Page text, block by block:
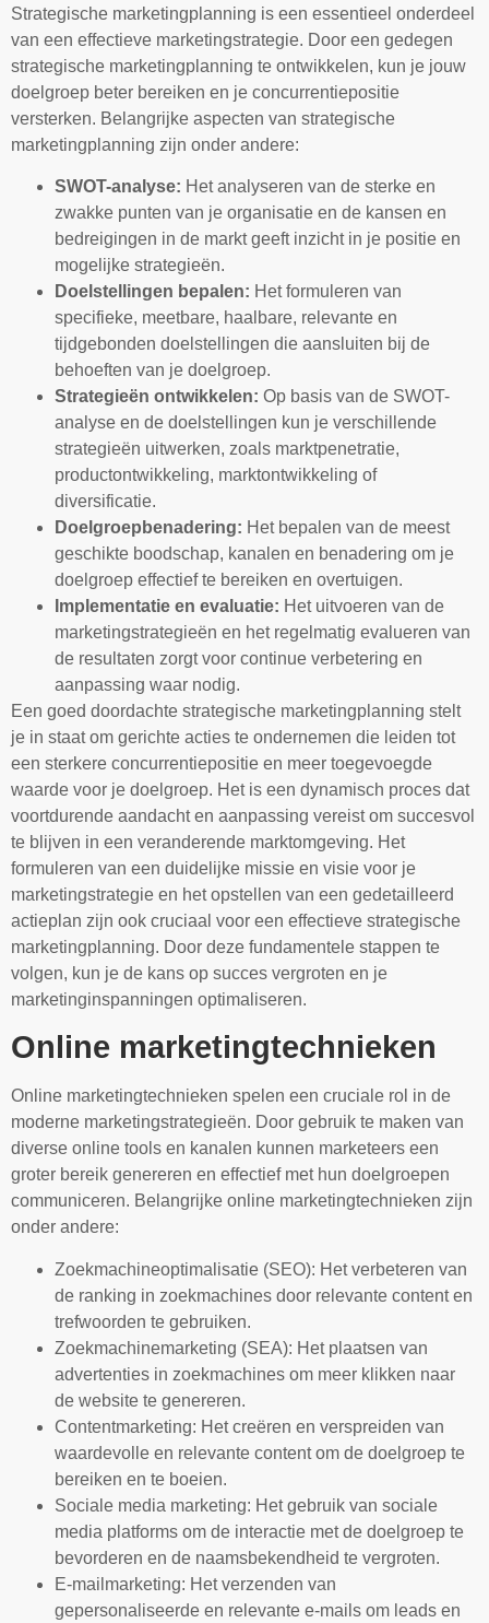
Strategische marketingplanning is een essentieel onderdeel
van een effectieve marketingstrategie. Door een gedegen
strategische marketingplanning te ontwikkelen, kun je jouw
doelgroep beter bereiken en je concurrentiepositie
versterken. Belangrijke aspecten van strategische
marketingplanning zijn onder andere:
SWOT-analyse: Het analyseren van de sterke en
zwakke punten van je organisatie en de kansen en
bedreigingen in de markt geeft inzicht in je positie en
mogelijke strategieën.
Doelstellingen bepalen: Het formuleren van
specifieke, meetbare, haalbare, relevante en
tijdgebonden doelstellingen die aansluiten bij de
behoeften van je doelgroep.
Strategieën ontwikkelen: Op basis van de SWOT-
analyse en de doelstellingen kun je verschillende
strategieën uitwerken, zoals marktpenetratie,
productontwikkeling, marktontwikkeling of
diversificatie.
Doelgroepbenadering: Het bepalen van de meest
geschikte boodschap, kanalen en benadering om je
doelgroep effectief te bereiken en overtuigen.
Implementatie en evaluatie: Het uitvoeren van de
marketingstrategieën en het regelmatig evalueren van
de resultaten zorgt voor continue verbetering en
aanpassing waar nodig.
Een goed doordachte strategische marketingplanning stelt
je in staat om gerichte acties te ondernemen die leiden tot
een sterkere concurrentiepositie en meer toegevoegde
waarde voor je doelgroep. Het is een dynamisch proces dat
voortdurende aandacht en aanpassing vereist om succesvol
te blijven in een veranderende marktomgeving. Het
formuleren van een duidelijke missie en visie voor je
marketingstrategie en het opstellen van een gedetailleerd
actieplan zijn ook cruciaal voor een effectieve strategische
marketingplanning. Door deze fundamentele stappen te
volgen, kun je de kans op succes vergroten en je
marketinginspanningen optimaliseren.
Online marketingtechnieken
Online marketingtechnieken spelen een cruciale rol in de
moderne marketingstrategieën. Door gebruik te maken van
diverse online tools en kanalen kunnen marketeers een
groter bereik genereren en effectief met hun doelgroepen
communiceren. Belangrijke online marketingtechnieken zijn
onder andere:
Zoekmachineoptimalisatie (SEO): Het verbeteren van
de ranking in zoekmachines door relevante content en
trefwoorden te gebruiken.
Zoekmachinemarketing (SEA): Het plaatsen van
advertenties in zoekmachines om meer klikken naar
de website te genereren.
Contentmarketing: Het creëren en verspreiden van
waardevolle en relevante content om de doelgroep te
bereiken en te boeien.
Sociale media marketing: Het gebruik van sociale
media platforms om de interactie met de doelgroep te
bevorderen en de naamsbekendheid te vergroten.
E-mailmarketing: Het verzenden van
gepersonaliseerde en relevante e-mails om leads en